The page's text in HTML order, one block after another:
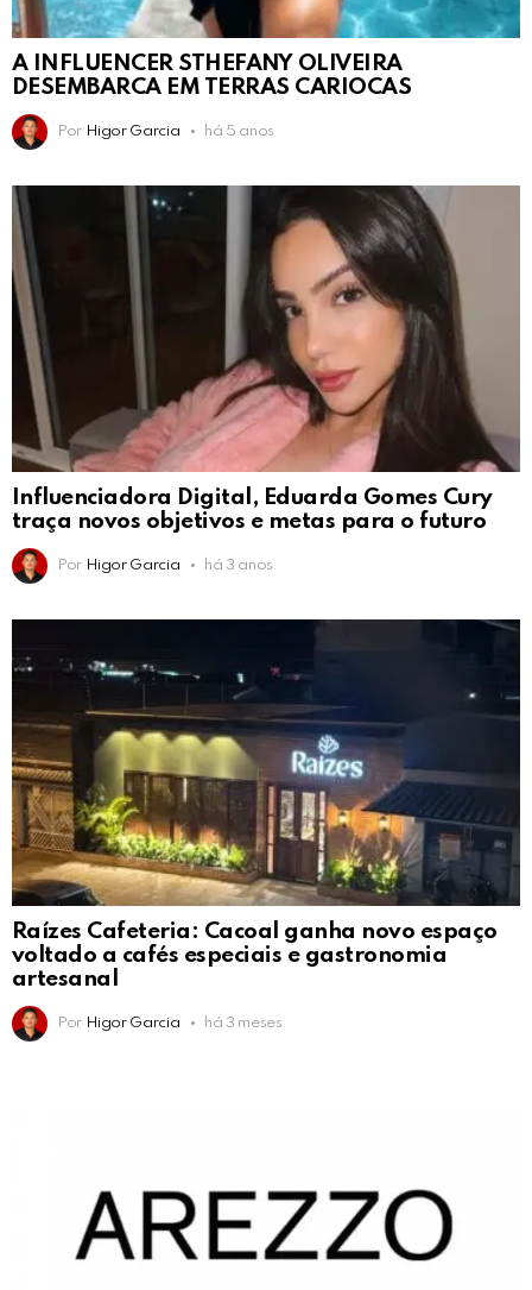
A INFLUENCER STHEFANY OLIVEIRA
DESEMBARCA EM TERRAS CARIOCAS
Por Higor Garcia há 5 anos
Influenciadora Digital, Eduarda Gomes Cury
traça novos objetivos e metas para o futuro
Por Higor Garcia há 3 anos
Raízes Cafeteria: Cacoal ganha novo espaço
voltado a cafés especiais e gastronomia
artesanal
Por Higor Garcia há 3 meses